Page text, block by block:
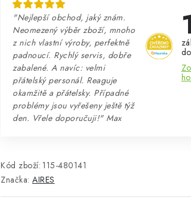
"Nejlepší obchod, jaký znám.
Neomezený výběr zboží, mnoho
z nich vlastní výroby, perfektně
padnoucí. Rychlý servis, dobře
zabalené. A navíc: velmi
přátelský personál. Reaguje
okamžitě a přátelsky. Případné
problémy jsou vyřešeny ještě týž
den. Vřele doporučuji!" Max
Kód zboží: 115-480141
Značka: AIRES